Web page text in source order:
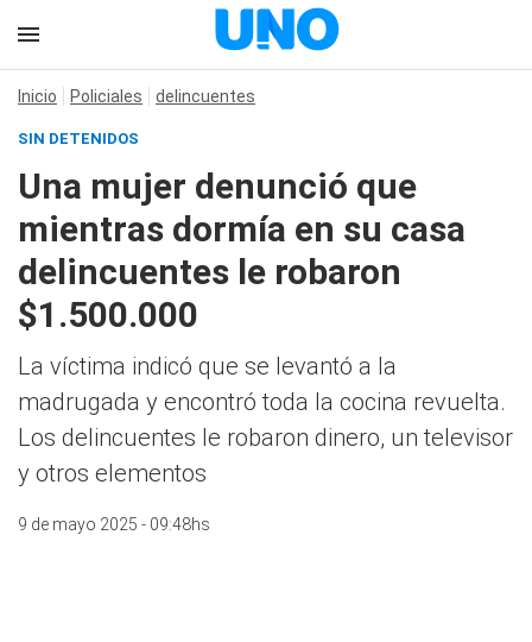
Inicio Policiales delincuentes
SIN DETENIDOS
Una mujer denunció que
mientras dormía en su casa
delincuentes le robaron
$1.500.000
La víctima indicó que se levantó a la
madrugada y encontró toda la cocina revuelta.
Los delincuentes le robaron dinero, un televisor
y otros elementos
9 de mayo 2025 - 09:48hs